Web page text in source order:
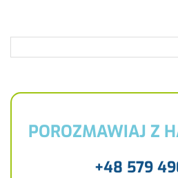
POROZMAWIAJ Z
+48 579